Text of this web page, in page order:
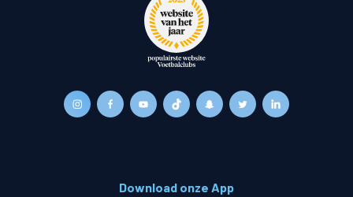
Download onze App